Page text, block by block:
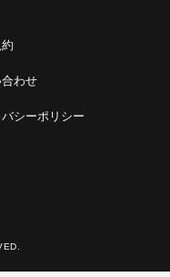
わせ
シーポリシー